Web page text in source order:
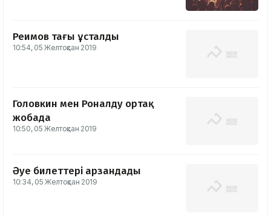
Реимов тағы ұсталды
10:54, 05 Желтоқсан 2019
Головкин мен Роналду ортақ
жобада
10:50, 05 Желтоқсан 2019
Әуе билеттері арзандады
10:34, 05 Желтоқсан 2019